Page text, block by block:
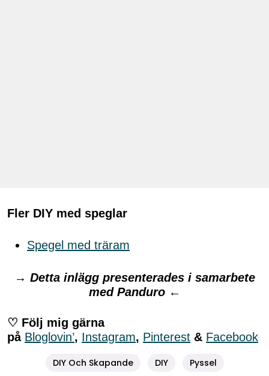
Fler DIY med speglar
Spegel med träram
→ Detta inlägg presenterades i samarbete
med Panduro ←
♡ Följ mig gärna
på Bloglovin’, Instagram, Pinterest & Facebook
DIY Och Skapande DIY Pyssel